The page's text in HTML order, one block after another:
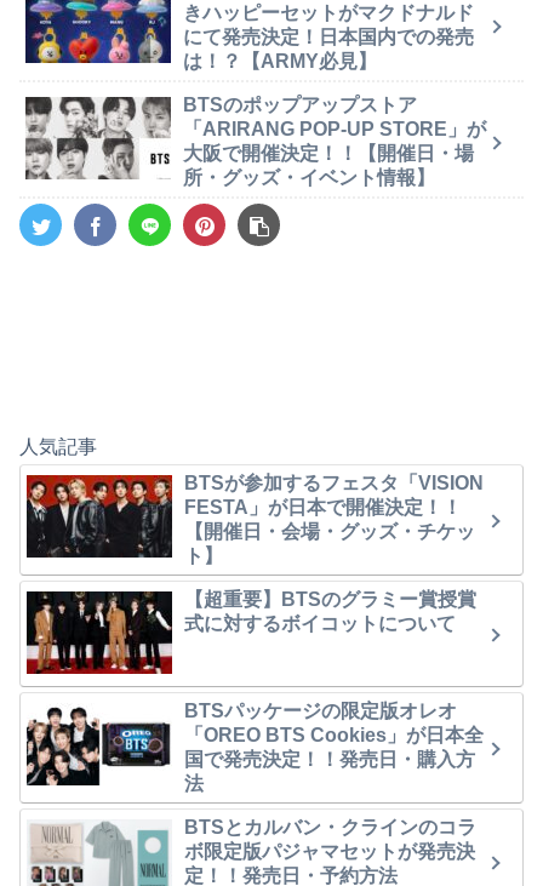
きハッピーセットがマクドナルド
にて発売決定！日本国内での発売
は！？【ARMY必見】
BTSのポップアップストア
「ARIRANG POP-UP STORE」が
大阪で開催決定！！【開催日・場
所・グッズ・イベント情報】
人気記事
BTSが参加するフェスタ「VISION
FESTA」が日本で開催決定！！
【開催日・会場・グッズ・チケッ
ト】
【超重要】BTSのグラミー賞授賞
式に対するボイコットについて
BTSパッケージの限定版オレオ
「OREO BTS Cookies」が日本全
国で発売決定！！発売日・購入方
法
BTSとカルバン・クラインのコラ
ボ限定版パジャマセットが発売決
定！！発売日・予約方法